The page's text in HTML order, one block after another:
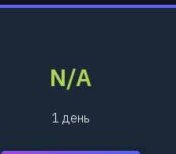
N/A
1 день